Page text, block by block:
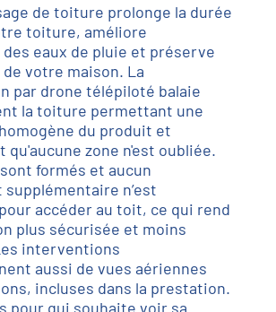
de toiture prolonge la durée
toiture, améliore
des eaux de pluie et préserve
de votre maison. La
par drone télépiloté balaie
la toiture permettant une
du produit et
qu'aucune zone n'est oubliée.
formés et aucun
n’est
accéder au toit, ce qui rend
plus sécurisée et moins
interventions
aussi de vues aériennes
incluses dans la prestation.
pour qui souhaite voir sa